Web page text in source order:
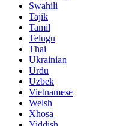
Swahili
Tajik
Tamil
Telugu
Thai
Ukrainian
Urdu
Uzbek
Vietnamese
Welsh
Xhosa